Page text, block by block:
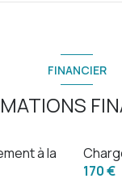
FINANCIER
à la
170 €